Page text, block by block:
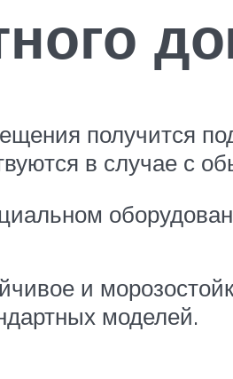
получится
в случае с
и
моделей.